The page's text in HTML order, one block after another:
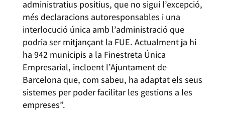
administratius positius, que no sigui l’excepció,
més declaracions autoresponsables i una
interlocució única amb l’administració que
podria ser mitjançant la FUE. Actualment ja hi
ha 942 municipis a la Finestreta Única
Empresarial, incloent l’Ajuntament de
Barcelona que, com sabeu, ha adaptat els seus
sistemes per poder facilitar les gestions a les
empreses”.